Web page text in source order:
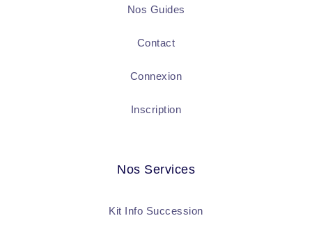
Nos Guides
Contact
Connexion
Inscription
Nos Services
Kit Info Succession